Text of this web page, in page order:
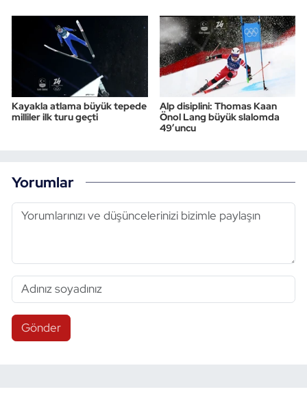
Kayakla atlama büyük tepede
milliler ilk turu geçti
Alp disiplini: Thomas Kaan
Önol Lang büyük slalomda
49’uncu
Yorumlar
Gönder